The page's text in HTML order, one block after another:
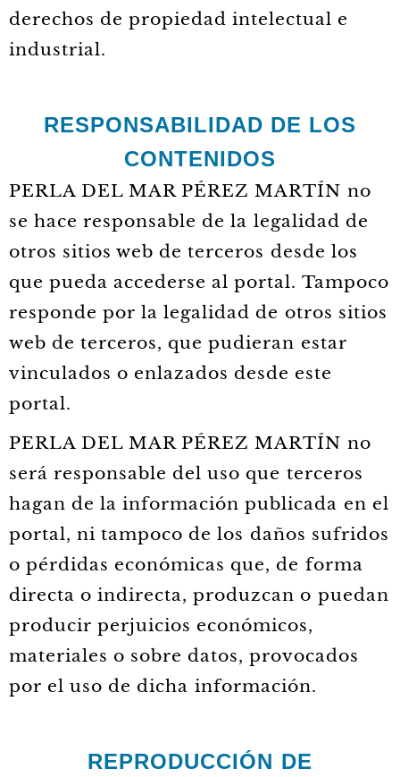
derechos de propiedad intelectual e
industrial.
RESPONSABILIDAD DE LOS
CONTENIDOS
PERLA DEL MAR PÉREZ MARTÍN no
se hace responsable de la legalidad de
otros sitios web de terceros desde los
que pueda accederse al portal. Tampoco
responde por la legalidad de otros sitios
web de terceros, que pudieran estar
vinculados o enlazados desde este
portal.
PERLA DEL MAR PÉREZ MARTÍN no
será responsable del uso que terceros
hagan de la información publicada en el
portal, ni tampoco de los daños sufridos
o pérdidas económicas que, de forma
directa o indirecta, produzcan o puedan
producir perjuicios económicos,
materiales o sobre datos, provocados
por el uso de dicha información.
REPRODUCCIÓN DE